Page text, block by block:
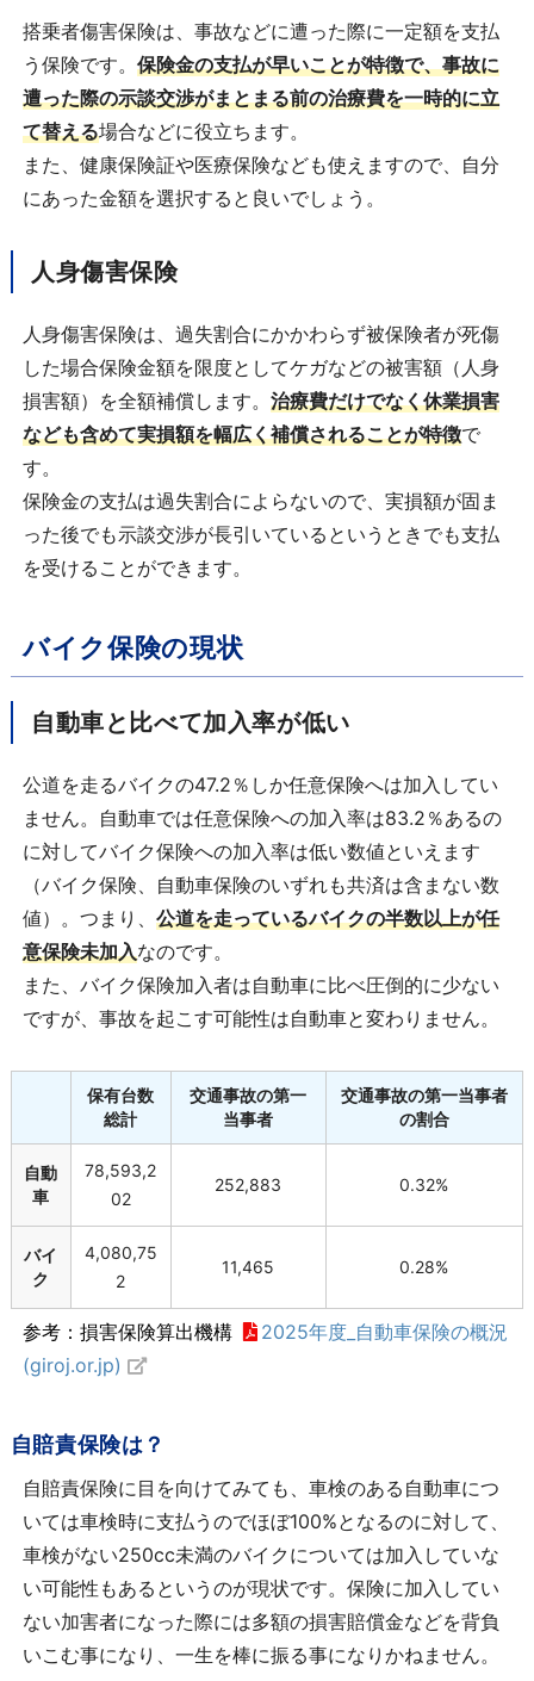
搭乗者傷害保険は、事故などに遭った際に一定額を支払
う保険です。 保険金の支払が早いことが特徴で、事故に
遭った際の示談交渉がまとまる前の治療費を一時的に立
て替える場合などに役立ちます。
また、健康保険証や医療保険なども使えますので、自分
にあった金額を選択すると良いでしょう。
人身傷害保険
人身傷害保険は、過失割合にかかわらず被保険者が死傷
した場合保険金額を限度としてケガなどの被害額（人身
損害額）を全額補償します。 治療費だけでなく休業損害
なども含めて実損額を幅広く補償されることが特徴で
す。
保険金の支払は過失割合によらないので、実損額が固ま
った後でも示談交渉が長引いているというときでも支払
を受けることができます。
バイク保険の現状
自動車と比べて加入率が低い
公道を走るバイクの47.2％しか任意保険へは加入してい
ません。自動車では任意保険への加入率は83.2％あるの
に対してバイク保険への加入率は低い数値といえます
（バイク保険、自動車保険のいずれも共済は含まない数
値）。つまり、 公道を走っているバイクの半数以上が任
意保険未加入なのです。
また、バイク保険加入者は自動車に比べ圧倒的に少ない
ですが、事故を起こす可能性は自動車と変わりません。
保有台数
総計
交通事故の第一
当事者
交通事故の第一当事者
の割合
自動
車
78,593,2
02
252,883 0.32%
バイ
ク
4,080,75
2
11,465 0.28%
参考：損害保険算出機構
2025年度_自動車保険の概況
(giroj.or.jp)
自賠責保険は？
自賠責保険に目を向けてみても、車検のある自動車につ
いては車検時に支払うのでほぼ100%となるのに対して、
車検がない250cc未満のバイクについては加入していな
い可能性もあるというのが現状です。保険に加入してい
ない加害者になった際には多額の損害賠償金などを背負
いこむ事になり、一生を棒に振る事になりかねません。